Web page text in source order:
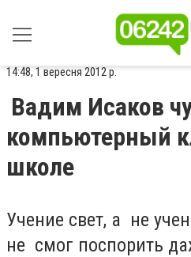
14:48, 1 вересня 2012 р.
Вадим Исаков
компьютерный
школе
Учение свет, а не
не смог поспорить